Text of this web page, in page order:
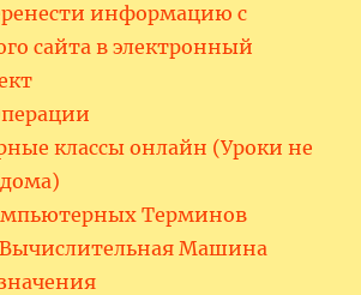
информацию с
сайта в электронный
классы онлайн (Уроки не
Терминов
Машина